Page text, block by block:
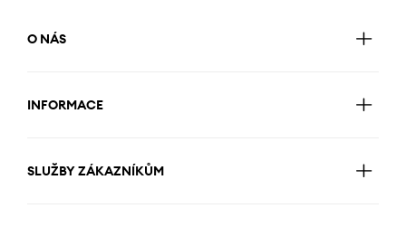
O NÁS
INFORMACE
SLUŽBY ZÁKAZNÍKŮM